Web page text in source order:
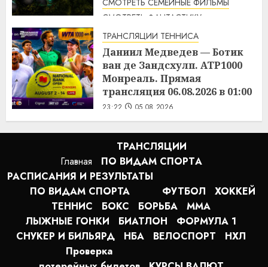
СМОТРЕТЬ ФАНТАСТИКУ
Дикий робот (2024) / The Wild
Robot смотреть онлайн
1:14 06.08.2026
ТРАНСЛЯЦИИ ТЕННИСА
Даниил Медведев — Ботик
ван де Зандсхулп. ATP1000
Монреаль. Прямая
трансляция 06.08.2026 в 01:00
23:22 05.08.2026
Главная
ТРАНСЛЯЦИИ
ПО ВИДАМ СПОРТA
РАСПИСАНИЯ И РЕЗУЛЬТАТЫ
ПО ВИДАМ СПОРТА
ФУТБОЛ
ХОККЕЙ
ТЕННИС
БОКС БОРЬБА
MMA
ЛЫЖНЫЕ ГОНКИ
БИАТЛОН
ФОРМУЛА 1
СНУКЕР И БИЛЬЯРД
НБА ВЕЛОСПОРТ
НХЛ
Проверка